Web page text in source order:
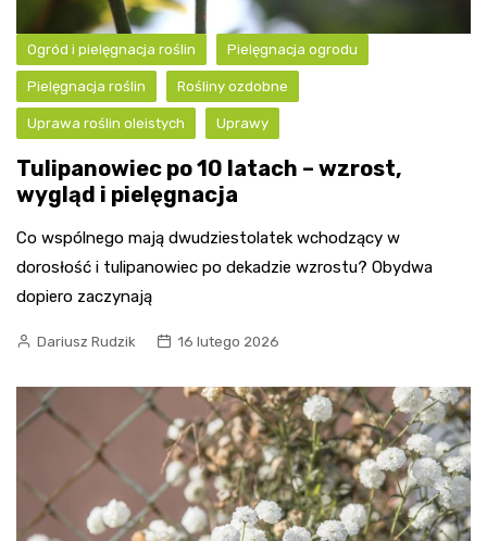
Ogród i pielęgnacja roślin Pielęgnacja ogrodu
Pielęgnacja roślin Rośliny ozdobne
Uprawa roślin oleistych Uprawy
Tulipanowiec po 10 latach – wzrost,
wygląd i pielęgnacja
Co wspólnego mają dwudziestolatek wchodzący w
dorosłość i tulipanowiec po dekadzie wzrostu? Obydwa
dopiero zaczynają
Dariusz Rudzik 16 lutego 2026